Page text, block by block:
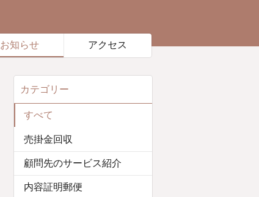
お知らせ アクセス
カテゴリー
すべて
売掛金回収
顧問先のサービス紹介
内容証明郵便